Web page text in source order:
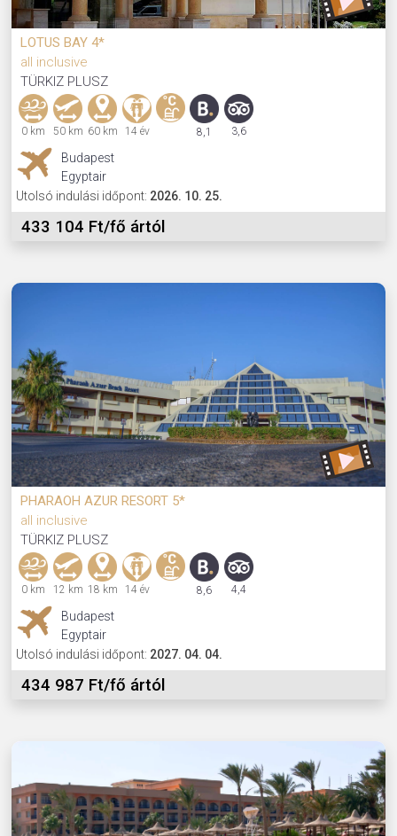
LOTUS BAY 4*
all inclusive
TÜRKIZ PLUSZ
0 km 50 km 60 km 14 év 8,1 3,6
Budapest
Egyptair
Utolsó indulási időpont: 2026. 10. 25.
433 104 Ft/fő ártól
PHARAOH AZUR RESORT 5*
all inclusive
TÜRKIZ PLUSZ
0 km 12 km 18 km 14 év 8,6 4,4
Budapest
Egyptair
Utolsó indulási időpont: 2027. 04. 04.
434 987 Ft/fő ártól